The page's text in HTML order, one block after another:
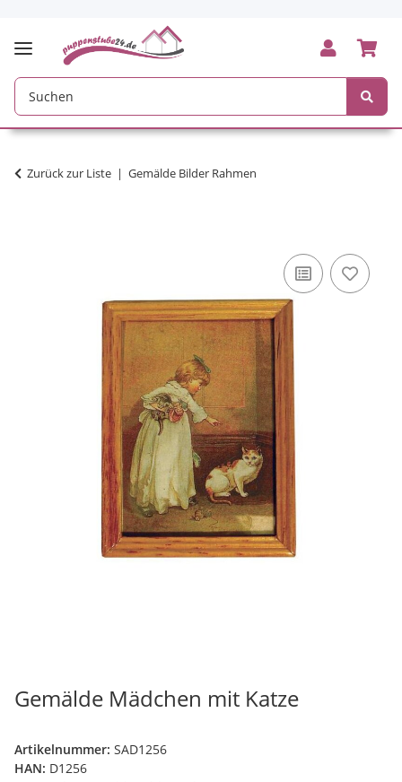
Zurück zur Liste Gemälde Bilder Rahmen
Gemälde Mädchen mit Katze
Artikelnummer: SAD1256
HAN: D1256